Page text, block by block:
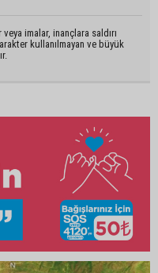
imalar, inançlara saldırı
kullanılmayan ve büyük